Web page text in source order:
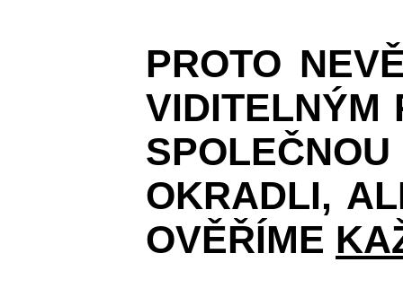
PROTO
VIDITELNÝM
OKRADLI,
OVĚŘÍME